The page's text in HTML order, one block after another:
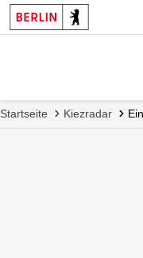
Startseite Kiezradar